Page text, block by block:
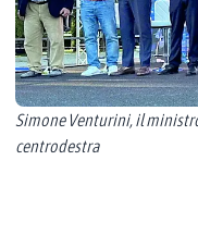
Simone Venturini, il
centrodestra